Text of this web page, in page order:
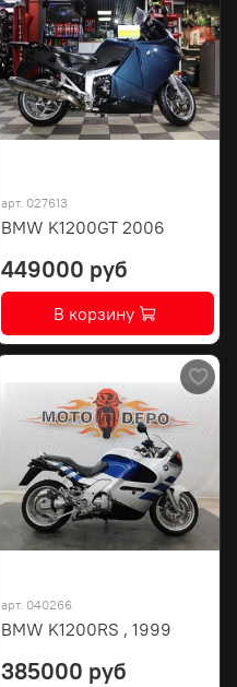
арт. 027613
BMW K1200GT 2006
449000 руб
В корзину
арт. 040266
BMW K1200RS , 1999
385000 руб